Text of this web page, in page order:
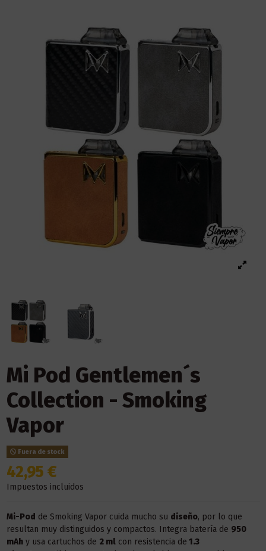
Mi Pod Gentlemen´s
Collection - Smoking
Vapor
Fuera de stock
42,95 €
Impuestos incluidos
Mi-Pod de Smoking Vapor cuida mucho su diseño, por lo que
resultan muy distinguidos y compactos. Integra batería de 950
mAhy usa cartuchos de 2 mlcon resistencia de 1.3